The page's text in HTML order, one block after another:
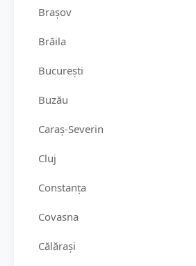
Brașov
Brăila
București
Buzău
Caraș-Severin
Cluj
Constanța
Covasna
Călărași